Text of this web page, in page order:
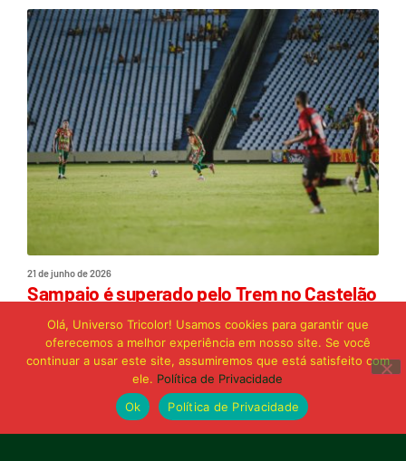
21 de junho de 2026
Sampaio é superado pelo Trem no Castelão
Olá, Universo Tricolor! Usamos cookies para garantir que
oferecemos a melhor experiência em nosso site. Se você
continuar a usar este site, assumiremos que está satisfeito com
ele. Política de Privacidade
Ok
Política de Privacidade